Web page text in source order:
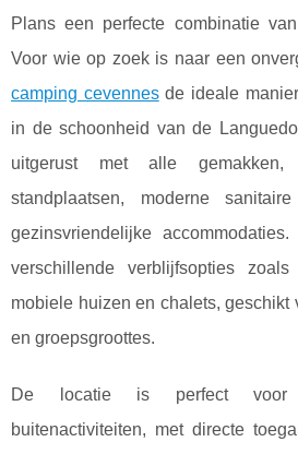
Plans een perfecte combinatie
Voor wie op zoek is naar een
camping cevennes de ideale
in de schoonheid van de
uitgerust met alle gemakken,
standplaatsen, moderne
gezinsvriendelijke
verschillende verblijfsopties
mobiele huizen en chalets, geschikt
en groepsgroottes.
De locatie is perfect voor
buitenactiviteiten, met directe